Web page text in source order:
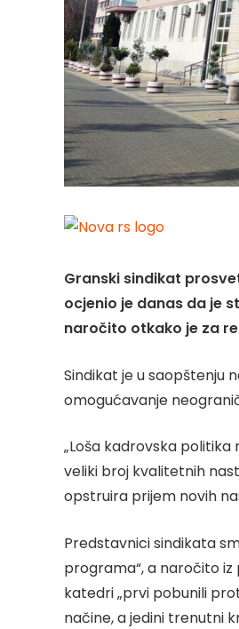
Granski sindikat
ocjenio je danas da je
naročito otkako je za
Sindikat je u saopštenju
omogućavanje
„Loša kadrovska
veliki broj kvalitetnih
opstruira prijem novih
Predstavnici sindikata
programa“, a naročito
katedri „prvi pobunili
načine, a jedini trenutni